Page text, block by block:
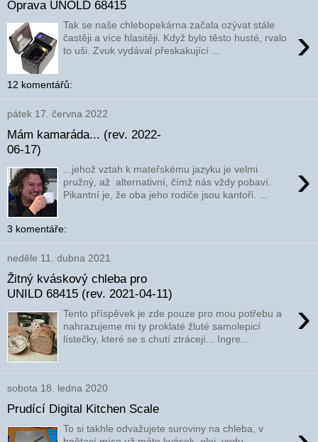
Oprava UNOLD 68415
›
Tak se naše chlebopekárna začala ozývat stále
častěji a více hlasitěji. Když bylo těsto husté, rvalo
to uši. Zvuk vydával přeskakující ...
12 komentářů:
pátek 17. června 2022
Mám kamaráda... (rev. 2022-
06-17)
›
...jehož vztah k mateřskému jazyku je velmi
pružný, až alternativní, čímž nás vždy pobaví.
Pikantní je, že oba jeho rodiče jsou kantoři. ...
3 komentáře:
neděle 11. dubna 2021
Žitný kváskový chleba pro
UNILD 68415 (rev. 2021-04-11)
›
Tento příspěvek je zde pouze pro mou potřebu a
nahrazujeme mi ty proklaté žluté samolepicí
lístečky, které se s chutí ztrácejí... Ingre...
sobota 18. ledna 2020
Prudící Digital Kitchen Scale
To si takhle odvažujete suroviny na chleba, v